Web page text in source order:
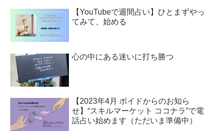
【YouTubeで週間占い】ひとまずやっ
てみて、始める
心の中にある迷いに打ち勝つ
【2023年4月 ボイドからのお知ら
せ】“スキルマーケット ココナラ”で電
話占い始めます（ただいま準備中）